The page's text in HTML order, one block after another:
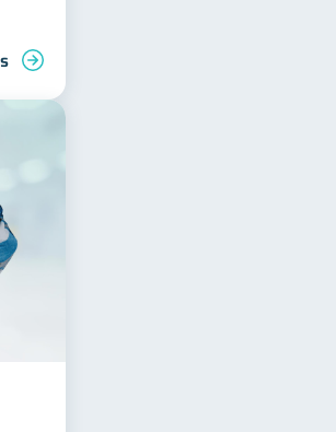
sueldo
Abandonada